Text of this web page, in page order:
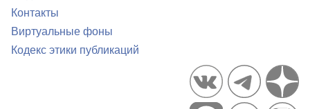
Контакты
Виртуальные фоны
Кодекс этики публикаций